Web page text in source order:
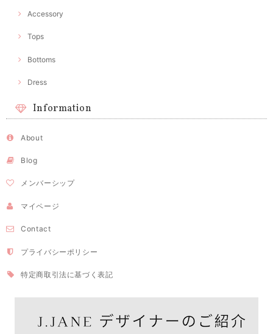
Accessory
Tops
Bottoms
Dress
Information
About
Blog
メンバーシップ
マイページ
Contact
プライバシーポリシー
特定商取引法に基づく表記